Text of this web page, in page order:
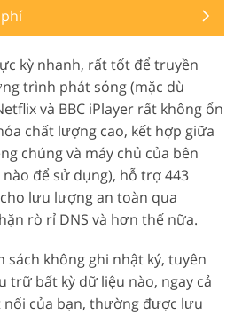
kỳ nhanh, rất tốt để truyền
trình phát sóng (mặc dù
và BBC iPlayer rất không ổn
chất lượng cao, kết hợp giữa
chúng và máy chủ của bên
để sử dụng), hỗ trợ 443
lưu lượng an toàn qua
rò rỉ DNS và hơn thế nữa.
sách không ghi nhật ký, tuyên
trữ bất kỳ dữ liệu nào, ngay cả
nối của bạn, thường được lưu